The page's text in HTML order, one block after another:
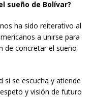
sueño de Bolívar?
ha sido reiterativo al
a unirse para
de concretar el sueño
si se escucha y atiende
y visión de futuro